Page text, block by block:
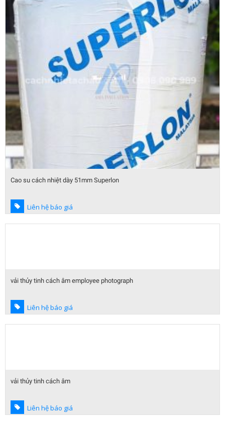
Cao su cách nhiệt dày 51mm Superlon
Liên hệ báo giá
vải thủy tinh cách âm employee photograph
Liên hệ báo giá
vải thủy tinh cách âm
Liên hệ báo giá